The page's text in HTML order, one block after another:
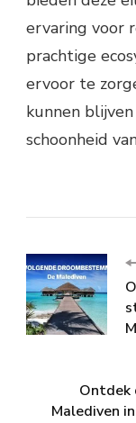
ervaring voor
prachtige
ervoor te
kunnen
schoonheid
Ontdek
Malediven